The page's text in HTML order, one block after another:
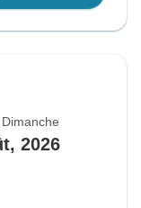
2026